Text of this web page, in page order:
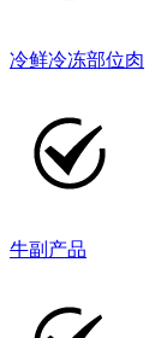
冷鲜冷冻部位肉
牛副产品